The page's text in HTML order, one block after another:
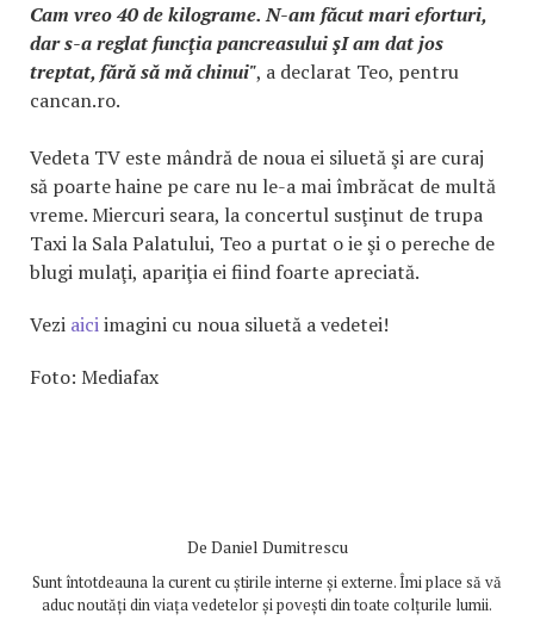
Cam vreo 40 de kilograme. N-am făcut mari eforturi,
dar s-a reglat funcţia pancreasului şI am dat jos
treptat, fără să mă chinui", a declarat Teo, pentru
cancan.ro.
Vedeta TV este mândră de noua ei siluetă şi are curaj
să poarte haine pe care nu le-a mai îmbrăcat de multă
vreme. Miercuri seara, la concertul susţinut de trupa
Taxi la Sala Palatului, Teo a purtat o ie şi o pereche de
blugi mulaţi, apariţia ei fiind foarte apreciată.
Vezi aiciimagini cu noua siluetă a vedetei!
Foto: Mediafax
De Daniel Dumitrescu
Sunt întotdeauna la curent cu știrile interne și externe. Îmi place să vă
aduc noutăți din viața vedetelor și povești din toate colțurile lumii.